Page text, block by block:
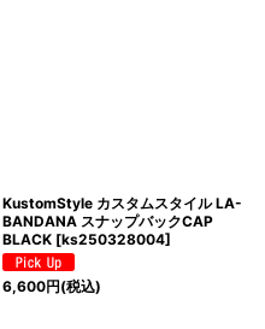
KustomStyle カスタムスタイル LA-
BANDANA スナップバックCAP
BLACK [ks250328004]
6,600円(税込)